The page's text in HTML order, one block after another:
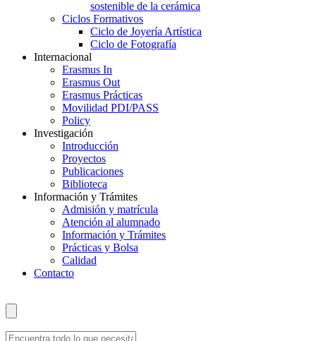
sostenible de la cerámica
Ciclos Formativos
Ciclo de Joyería Artística
Ciclo de Fotografía
Internacional
Erasmus In
Erasmus Out
Erasmus Prácticas
Movilidad PDI/PASS
Policy
Investigación
Introducción
Proyectos
Publicaciones
Biblioteca
Información y Trámites
Admisión y matrícula
Atención al alumnado
Información y Trámites
Prácticas y Bolsa
Calidad
Contacto